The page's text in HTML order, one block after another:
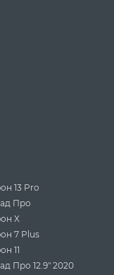
13 Pro
Про
X
7 Plus
11
Про 12.9" 2020